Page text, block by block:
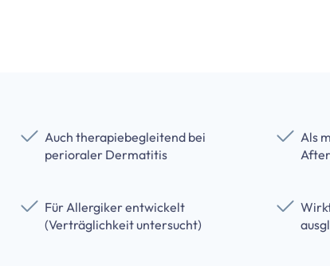
Auch therapiebegleitend bei
perioraler Dermatitis
Für Allergiker entwickelt
(Verträglichkeit untersucht)
Als